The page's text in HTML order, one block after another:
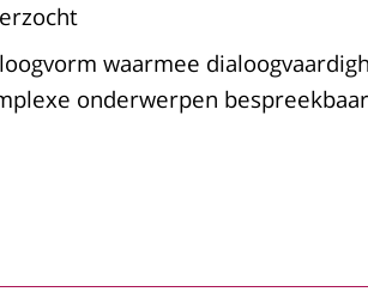
waarmee
onderwerpen